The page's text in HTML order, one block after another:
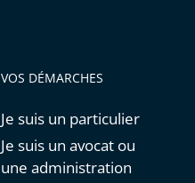
VOS DÉMARCHES
Je suis un particulier
Je suis un avocat ou
une administration